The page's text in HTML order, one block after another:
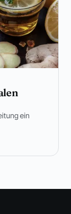
ein